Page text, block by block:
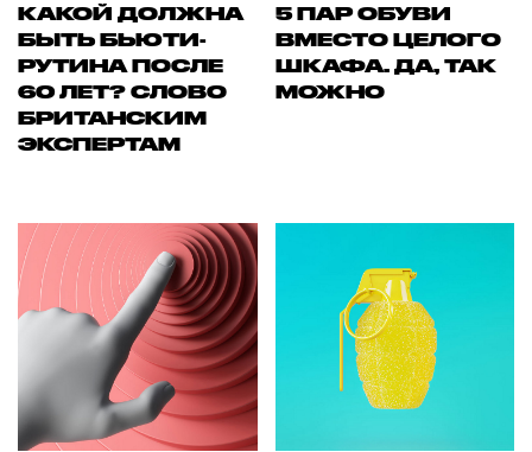
КАКОЙ ДОЛЖНА
БЫТЬ БЬЮТИ-
РУТИНА ПОСЛЕ
60 ЛЕТ? СЛОВО
БРИТАНСКИМ
ЭКСПЕРТАМ
5 ПАР ОБУВИ
ВМЕСТО ЦЕЛОГО
ШКАФА. ДА, ТАК
МОЖНО